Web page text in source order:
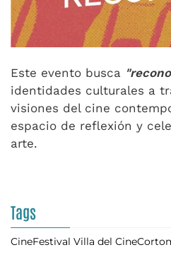
Este evento busca
identidades culturales a
visiones del cine
espacio de reflexión y
arte.
Tags
CineFestival Villa del Cine